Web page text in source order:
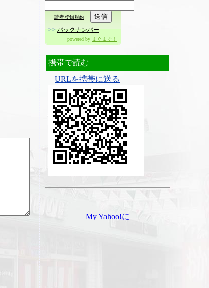
読者登録規約
>> バックナンバー
powered by まぐまぐ！
携帯で読む
URLを携帯に送る